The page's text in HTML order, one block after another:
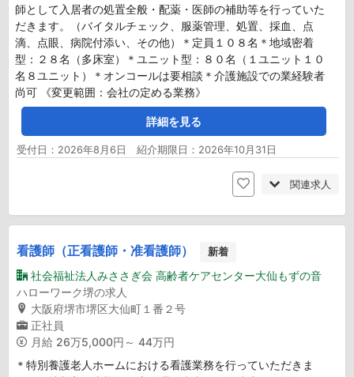
師として入居者の処置全般・配薬・医師の補助等を行っていた
だきます。（バイタルチェック、服薬管理、処置、採血、点
滴、点眼、病院付添い、その他）＊定員１０８名＊地域密着
型：２８名（多床室）＊ユニット型：８０名（１ユニット１０
名８ユニット）＊オンコールは要相談＊介護施設での業経験者
尚可 《変更範囲：会社の定める業務》
詳細を見る
受付日：2026年8月6日 紹介期限日：2026年10月31日
関連求人
看護師（正看護師・准看護師） 新着
社会福祉法人みささぎ会 高齢者ケアセンター大仙もずの音
ハローワーク堺の求人
大阪府堺市堺区大仙町１番２号
正社員
月給 26万5,000円～ 44万円
＊特別養護老人ホームにおける看護業務を行っていただきま